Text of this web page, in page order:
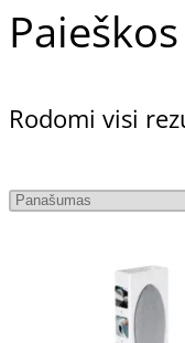
Rodomi visi